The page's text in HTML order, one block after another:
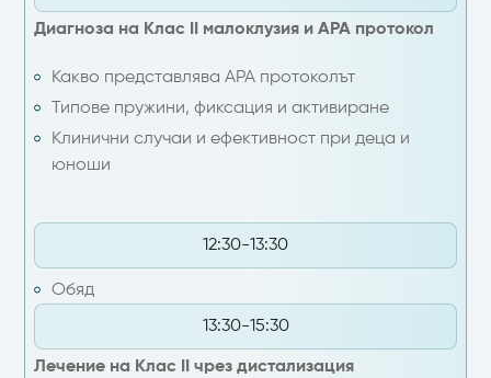
Диагноза на Клас II малоклузия и APA протокол
Какво представлява APA протоколът
Типове пружини, фиксация и активиране
Клинични случаи и ефективност при деца и
юноши
12:30-13:30
Обяд
13:30-15:30
Лечение на Клас II чрез дистализация